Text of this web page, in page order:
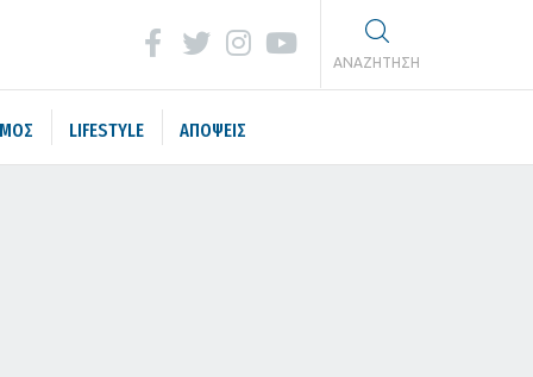
ΑΝΑΖΗΤΗΣΗ
LIFESTYLE ΑΠΟΨΕΙΣ